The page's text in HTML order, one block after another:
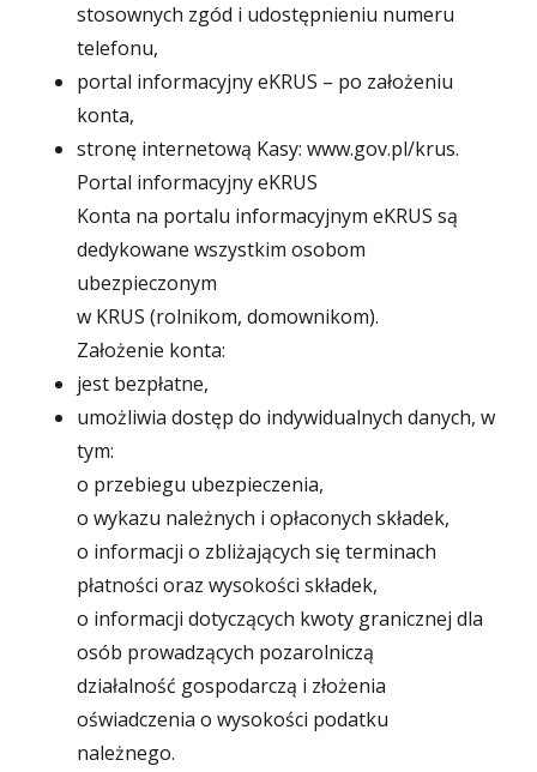
stosownych zgód i udostępnieniu numeru
telefonu,
portal informacyjny eKRUS – po założeniu
konta,
stronę internetową Kasy: www.gov.pl/krus.
Portal informacyjny eKRUS
Konta na portalu informacyjnym eKRUS są
dedykowane wszystkim osobom
ubezpieczonym
w KRUS (rolnikom, domownikom).
Założenie konta:
jest bezpłatne,
umożliwia dostęp do indywidualnych danych, w
tym:
o przebiegu ubezpieczenia,
o wykazu należnych i opłaconych składek,
o informacji o zbliżających się terminach
płatności oraz wysokości składek,
o informacji dotyczących kwoty granicznej dla
osób prowadzących pozarolniczą
działalność gospodarczą i złożenia
oświadczenia o wysokości podatku
należnego.